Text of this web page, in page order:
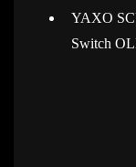
YAXO
Switch